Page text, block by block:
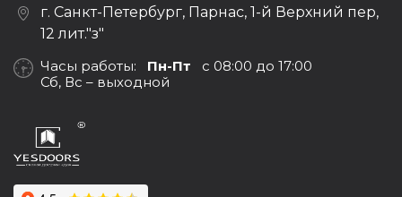
г. Санкт-Петербург, Парнас, 1-й Верхний пер,
12 лит."з"
Часы работы: Пн-Пт с 08:00 до 17:00
Сб, Вс – выходной